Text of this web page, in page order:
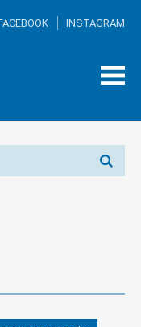
INSTAGRAM